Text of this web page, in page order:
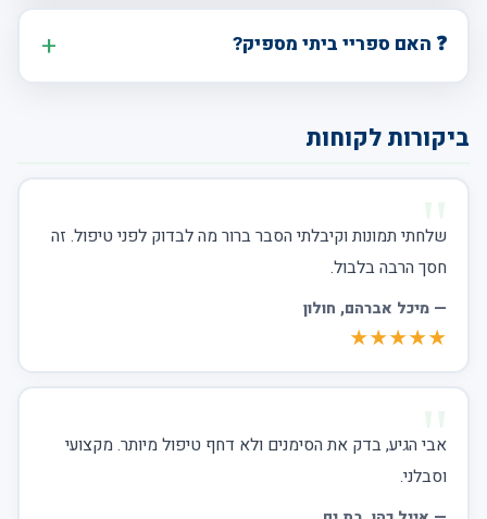
❓ האם ספריי ביתי מספיק?
ביקורות לקוחות
שלחתי תמונות וקיבלתי הסבר ברור מה לבדוק לפני טיפול. זה
חסך הרבה בלבול.
—מיכל אברהם, חולון
★★★★★
אבי הגיע, בדק את הסימנים ולא דחף טיפול מיותר. מקצועי
וסבלני.